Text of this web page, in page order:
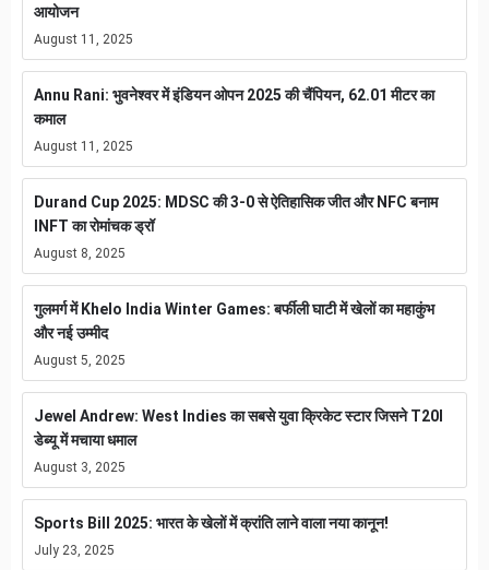
आयोजन
August 11, 2025
Annu Rani: भुवनेश्वर में इंडियन ओपन 2025 की चैंपियन, 62.01 मीटर का
कमाल
August 11, 2025
Durand Cup 2025: MDSC की 3-0 से ऐतिहासिक जीत और NFC बनाम
INFT का रोमांचक ड्रॉ
August 8, 2025
गुलमर्ग में Khelo India Winter Games: बर्फीली घाटी में खेलों का महाकुंभ
और नई उम्मीद
August 5, 2025
Jewel Andrew: West Indies का सबसे युवा क्रिकेट स्टार जिसने T20I
डेब्यू में मचाया धमाल
August 3, 2025
Sports Bill 2025: भारत के खेलों में क्रांति लाने वाला नया कानून!
July 23, 2025